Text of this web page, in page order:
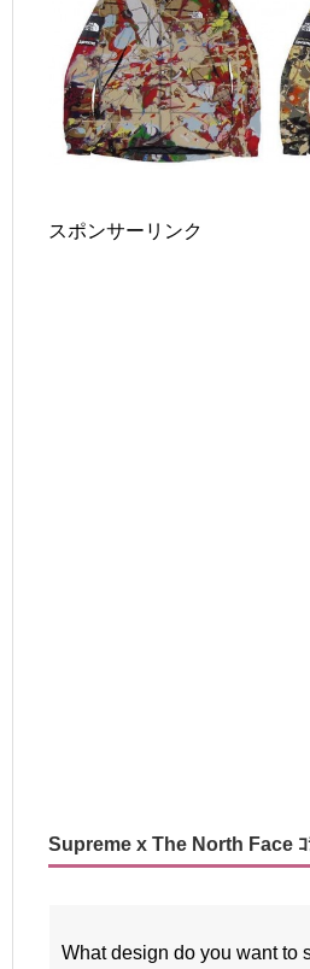
スポンサーリンク
Supreme x The North Face ｺ
What design do you want to